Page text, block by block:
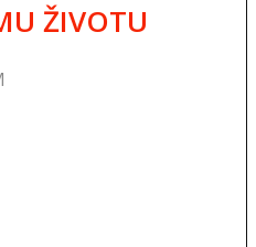
ŽIVOTU